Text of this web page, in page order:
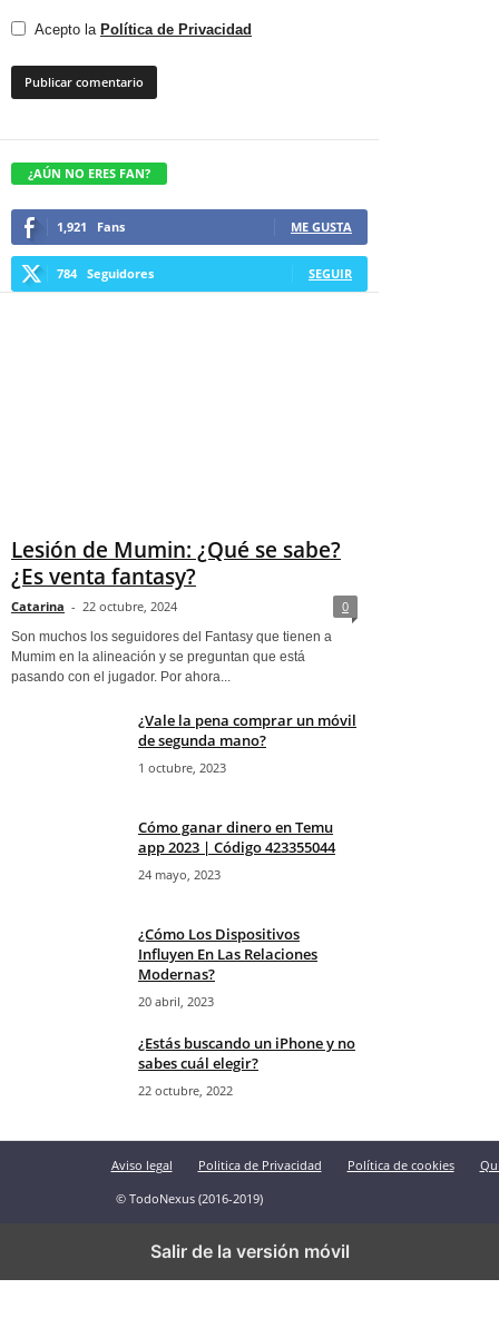
Acepto la Política de Privacidad
¿AÚN NO ERES FAN?
1,921 Fans ME GUSTA
784 Seguidores SEGUIR
Lesión de Mumin: ¿Qué se sabe?
¿Es venta fantasy?
Catarina - 22 octubre, 2024 0
Son muchos los seguidores del Fantasy que tienen a
Mumim en la alineación y se preguntan que está
pasando con el jugador. Por ahora...
¿Vale la pena comprar un móvil
de segunda mano?
1 octubre, 2023
Cómo ganar dinero en Temu
app 2023 | Código 423355044
24 mayo, 2023
¿Cómo Los Dispositivos
Influyen En Las Relaciones
Modernas?
20 abril, 2023
¿Estás buscando un iPhone y no
sabes cuál elegir?
22 octubre, 2022
Aviso legal Politica de Privacidad Política de cookies
© TodoNexus (2016-2019)
Salir de la versión móvil